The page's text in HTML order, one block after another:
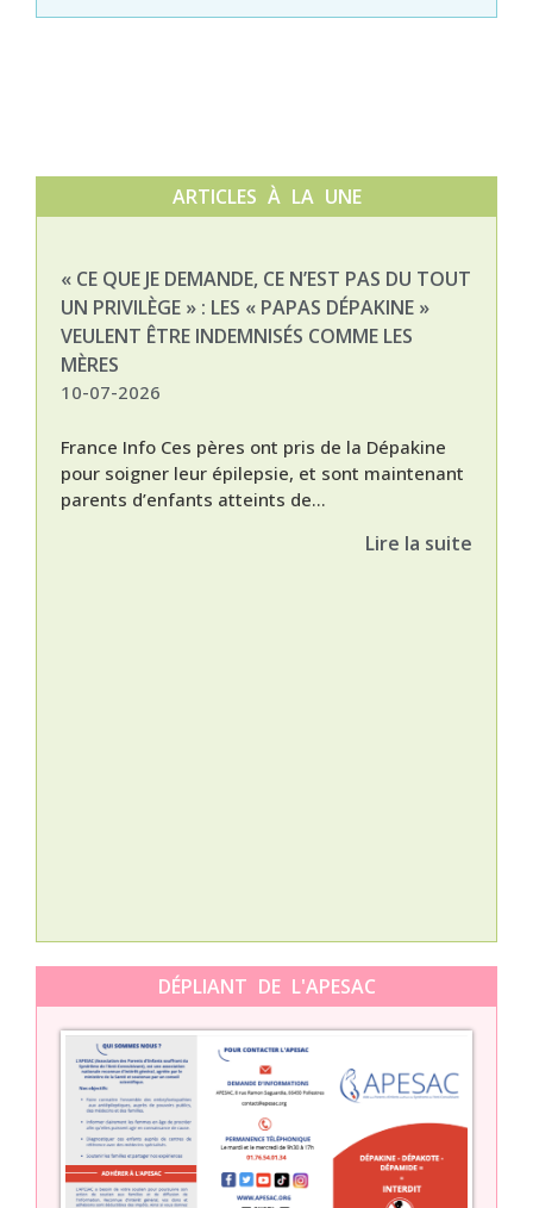
ARTICLES À LA UNE
« CE QUE JE DEMANDE, CE N’EST PAS DU TOUT
UN PRIVILÈGE » : LES « PAPAS DÉPAKINE »
VEULENT ÊTRE INDEMNISÉS COMME LES
MÈRES
10-07-2026
France Info Ces pères ont pris de la Dépakine
pour soigner leur épilepsie, et sont maintenant
parents d’enfants atteints de...
Lire la suite
DÉPLIANT DE L'APESAC